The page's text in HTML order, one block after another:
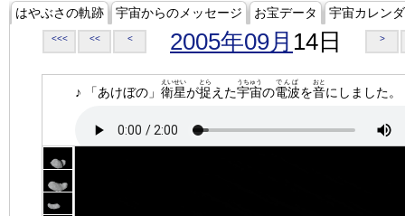
はやぶさの軌跡 宇宙からのメッセージ お宝データ 宇宙カレン
<<< << < 2005年09月 14日 >
♪ 「あけぼの」 衛星
えいせい
が捉
とら
えた宇宙
うちゅう
の電波
でんぱ
を音
おと
にしました。